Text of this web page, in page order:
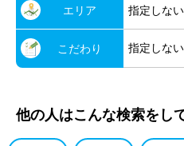
エリア 指定しない
こだわり 指定しない
他の人はこんな検索をし